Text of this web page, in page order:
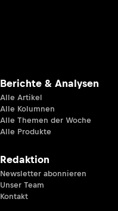
Berichte & Analysen
Alle Artikel
Alle Kolumnen
Alle Themen der Woche
Alle Produkte
Redaktion
Newsletter abonnieren
Unser Team
Kontakt